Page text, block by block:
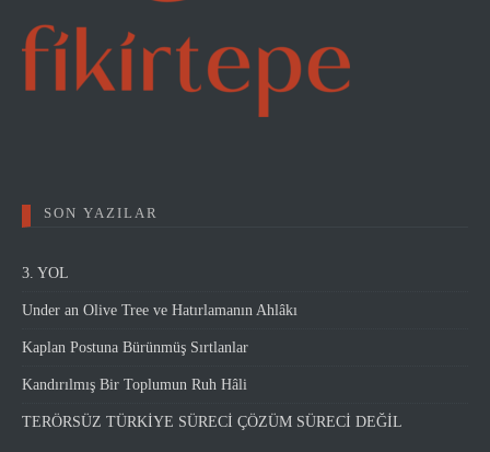
SON YAZILAR
3. YOL
Under an Olive Tree ve Hatırlamanın Ahlâkı
Kaplan Postuna Bürünmüş Sırtlanlar
Kandırılmış Bir Toplumun Ruh Hâli
TERÖRSÜZ TÜRKİYE SÜRECİ ÇÖZÜM SÜRECİ DEĞİL